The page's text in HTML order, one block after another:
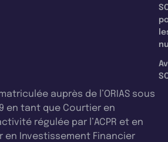
auprès de l’ORIAS sous
en tant que Courtier en
régulée par l’ACPR et en
en Investissement Financier